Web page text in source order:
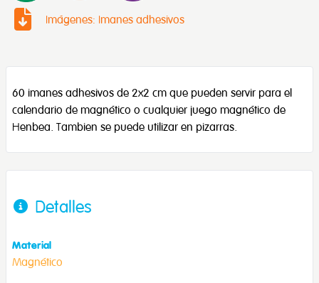
Imágenes: Imanes adhesivos
60 imanes adhesivos de 2x2 cm que pueden servir para el
calendario de magnético o cualquier juego magnético de
Henbea. Tambien se puede utilizar en pizarras.
Detalles
Material
Magnético